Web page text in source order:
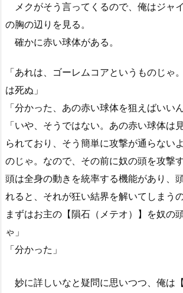
メクがそう言ってくるので、俺はジャ
の胸の辺りを見る。
確かに赤い球体がある。
「あれは、ゴーレムコアというものじゃ
は死ぬ」
「分かった、あの赤い球体を狙えばいい
「いや、そうではない。あの赤い球体は
られており、そう簡単に攻撃が通らない
のじゃ。なので、その前に奴の頭を攻撃
頭は全身の動きを統率する機能があり、
れると、それが狂い結界を解いてしまう
まずはお主の【隕石（メテオ）】を奴の
ゃ」
「分かった」
妙に詳しいなと疑問に思いつつ、俺は【